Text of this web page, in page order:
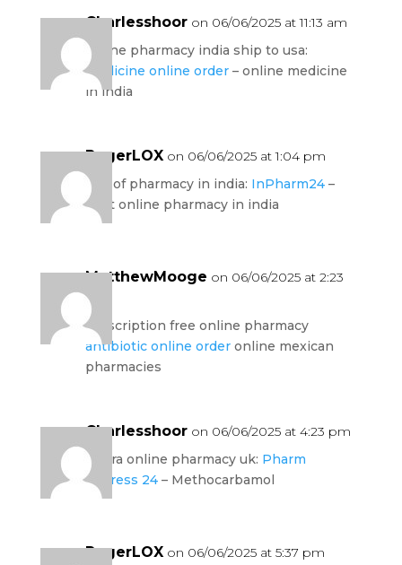
Charlesshoor on 06/06/2025 at 11:13 am
online pharmacy india ship to usa:
medicine online order– online medicine
in india
RogerLOX on 06/06/2025 at 1:04 pm
god of pharmacy in india: InPharm24–
best online pharmacy in india
MatthewMooge on 06/06/2025 at 2:23
pm
prescription free online pharmacy
antibiotic online orderonline mexican
pharmacies
Charlesshoor on 06/06/2025 at 4:23 pm
viagra online pharmacy uk: Pharm
Express 24– Methocarbamol
RogerLOX on 06/06/2025 at 5:37 pm